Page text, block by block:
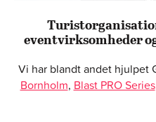
eventvirksomheder
Vi har blandt andet hjulpet
Bornholm, Blast PRO Series